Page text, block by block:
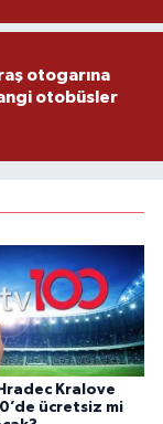
otogarına
otobüsler
Kralove
ücretsiz mi